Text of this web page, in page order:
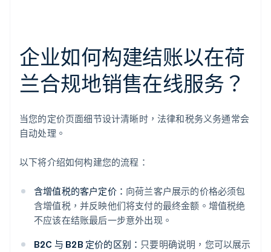
企业如何构建结账以在荷
兰合规地销售在线服务？
当您的定价页面细节设计清晰时，法律和税务义务通常会
自动处理。
以下将介绍如何构建您的流程：
含增值税的客户定价： 向荷兰客户展示的价格必须包
含增值税，并反映他们将支付的最终金额。增值税绝
不应该在结账最后一步意外出现。
B2C 与 B2B 定价的区别： 只要明确说明，您可以展示